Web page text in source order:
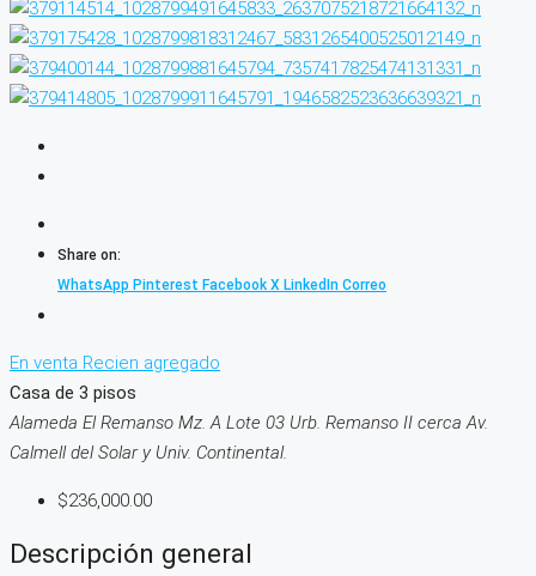
Share on:
WhatsApp Pinterest Facebook X LinkedIn Correo
En venta Recien agregado
Casa de 3 pisos
Alameda El Remanso Mz. A Lote 03 Urb. Remanso II cerca Av.
Calmell del Solar y Univ. Continental.
$236,000.00
Descripción general